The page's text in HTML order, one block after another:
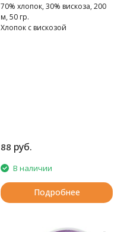
70% хлопок, 30% вискоза, 200
м, 50 гр.
Хлопок с вискозой
88 руб.
В наличии
Подробнее